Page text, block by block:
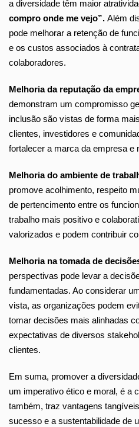
a diversidade têm maior
compro onde me vejo”. Além
pode melhorar a retenção de
e os custos associados à
colaboradores.
Melhoria da reputação da
demonstram um compromisso
inclusão são vistas de forma
clientes, investidores e
fortalecer a marca da empresa e
Melhoria do ambiente de
promove acolhimento, respeito
de pertencimento entre os
trabalho mais positivo e
valorizados e podem contribuir
Melhoria na tomada de
perspectivas pode levar a
fundamentadas. Ao considerar
vista, as organizações podem
tomar decisões mais alinhadas
expectativas de diversos
clientes.
Em suma, promover a
um imperativo ético e moral, é a
também, traz vantagens
sucesso e a sustentabilidade de